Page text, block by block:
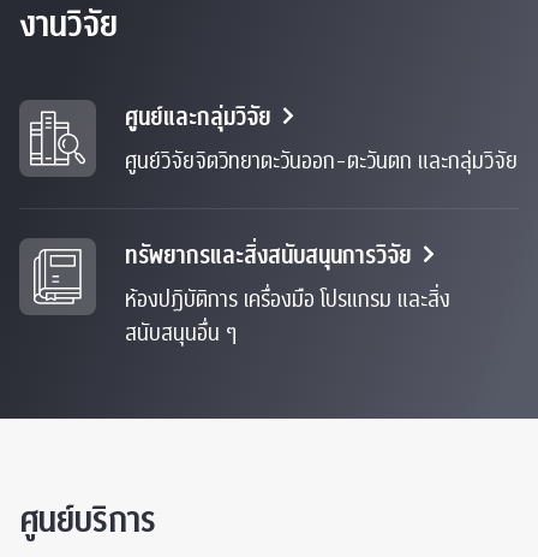
งานวิจัย
ศูนย์และกลุ่มวิจัย
ศูนย์วิจัยจิตวิทยาตะวันออก-ตะวันตก และกลุ่มวิจัย
ทรัพยากรและสิ่งสนับสนุนการวิจัย
ห้องปฏิบัติการ เครื่องมือ โปรแกรม และสิ่ง
สนับสนุนอื่น ๆ
ศูนย์บริการ